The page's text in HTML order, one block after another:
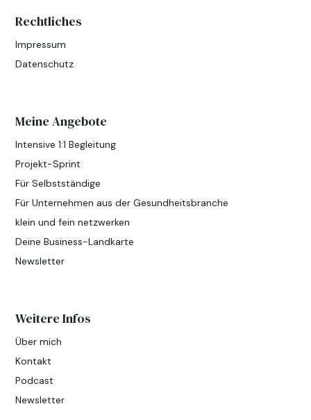
Rechtliches
Impressum
Datenschutz
Meine Angebote
Intensive 1:1 Begleitung
Projekt-Sprint
Für Selbstständige
Für Unternehmen aus der Gesundheitsbranche
klein und fein netzwerken
Deine Business-Landkarte
Newsletter
Weitere Infos
Über mich
Kontakt
Podcast
Newsletter